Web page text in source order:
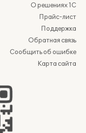
О решениях 1С
Прайс-лист
Поддержка
Обратная связь
Сообщить об ошибке
Карта сайта